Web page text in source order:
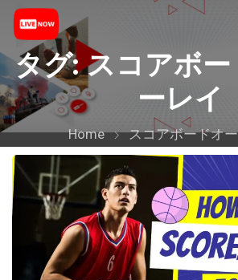
タグ:スコアボ
ーレイ
Home スコアボードオ